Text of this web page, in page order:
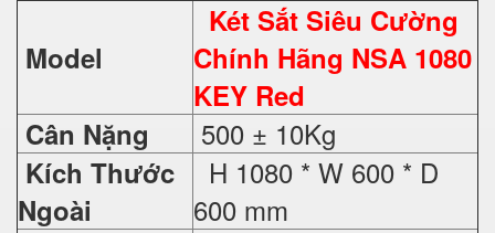
Model
Két Sắt Siêu Cường
Chính Hãng NSA 1080
KEY Red
Cân Nặng
500 ± 10Kg
Kích Thước
Ngoài
H 1080 * W 600 * D
600 mm